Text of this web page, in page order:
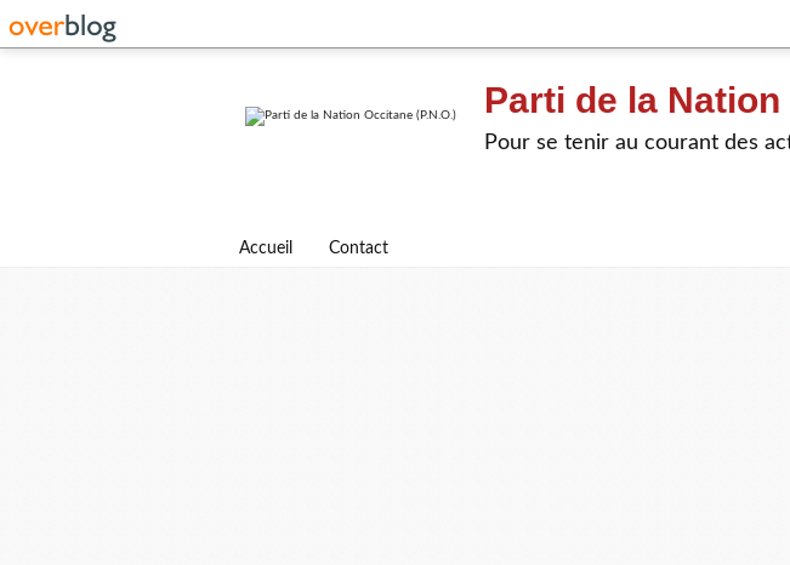
Parti de la Nation
Pour se tenir au courant des
Accueil Contact